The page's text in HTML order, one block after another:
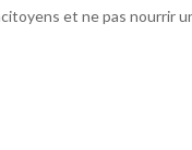
et ne pas nourrir